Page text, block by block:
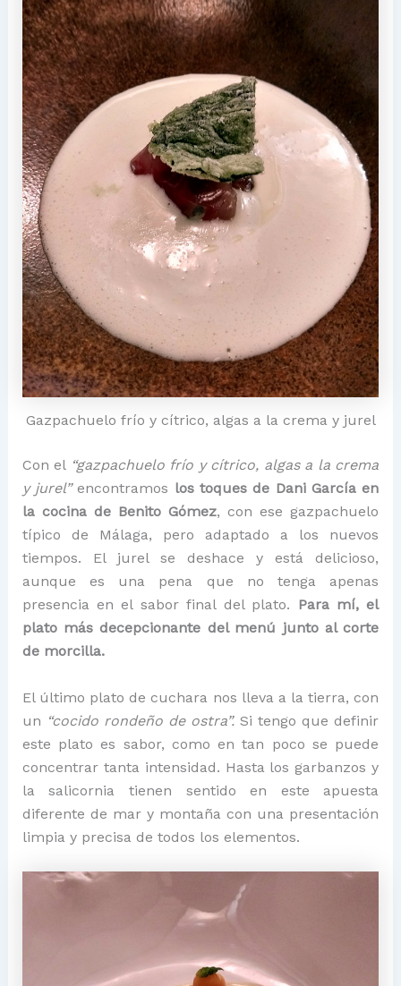
Gazpachuelo frío y cítrico, algas a la crema y jurel
Con el “gazpachuelo frío y cítrico, algas a la crema
y jurel”encontramos los toques de Dani García en
la cocina de Benito Gómez, con ese gazpachuelo
típico de Málaga, pero adaptado a los nuevos
tiempos. El jurel se deshace y está delicioso,
aunque es una pena que no tenga apenas
presencia en el sabor final del plato. Para mí, el
plato más decepcionante del menú junto al corte
de morcilla.
El último plato de cuchara nos lleva a la tierra, con
un “cocido rondeño de ostra”. Si tengo que definir
este plato es sabor, como en tan poco se puede
concentrar tanta intensidad. Hasta los garbanzos y
la salicornia tienen sentido en este apuesta
diferente de mar y montaña con una presentación
limpia y precisa de todos los elementos.